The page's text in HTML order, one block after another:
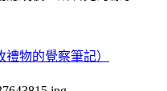
物的覺察筆記）